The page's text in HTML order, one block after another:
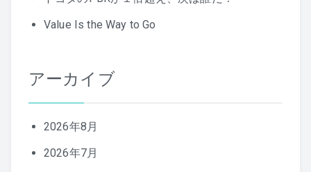
Value Is the Way to Go
アーカイブ
2026年8月
2026年7月